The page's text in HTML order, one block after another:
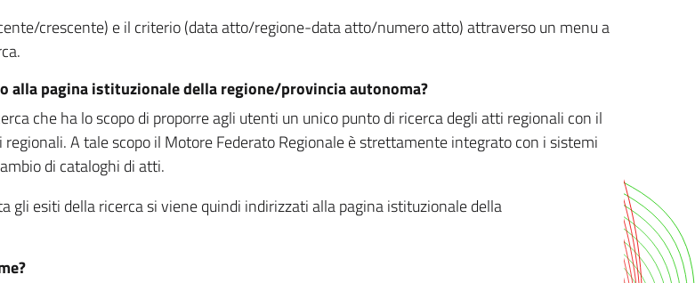
crescente) e il criterio (data atto/regione-data atto/numero atto) attraverso un menu a
pagina istituzionale della regione/provincia autonoma?
che ha lo scopo di proporre agli utenti un unico punto di ricerca degli atti regionali con il
A tale scopo il Motore Federato Regionale è strettamente integrato con i sistemi
di cataloghi di atti.
esiti della ricerca si viene quindi indirizzati alla pagina istituzionale della